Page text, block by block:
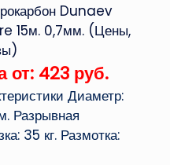
Dunaev
15м. 0,7мм. (Цены,
от: 423 руб.
Диаметр:
Разрывная
35 кг. Размотка: